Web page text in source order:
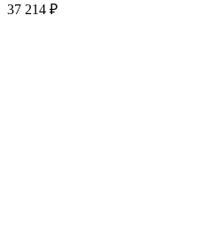
37 214 ₽